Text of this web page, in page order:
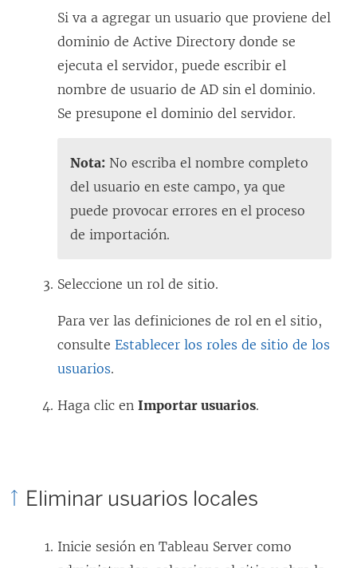
Si va a agregar un usuario que proviene del
dominio de Active Directory donde se
ejecuta el servidor, puede escribir el
nombre de usuario de AD sin el dominio.
Se presupone el dominio del servidor.
Nota: No escriba el nombre completo
del usuario en este campo, ya que
puede provocar errores en el proceso
de importación.
Seleccione un rol de sitio.
Para ver las definiciones de rol en el sitio,
consulte Establecer los roles de sitio de los
usuarios.
Haga clic en Importar usuarios.
Eliminar usuarios locales
Inicie sesión en Tableau Server como